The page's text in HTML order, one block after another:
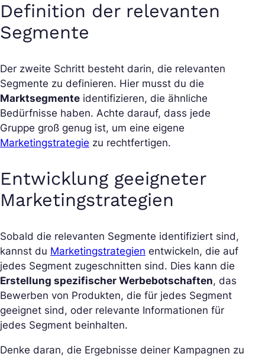
Definition der relevanten
Segmente
Der zweite Schritt besteht darin, die relevanten
Segmente zu definieren. Hier musst du die
Marktsegmente identifizieren, die ähnliche
Bedürfnisse haben. Achte darauf, dass jede
Gruppe groß genug ist, um eine eigene
Marketingstrategie zu rechtfertigen.
Entwicklung geeigneter
Marketingstrategien
Sobald die relevanten Segmente identifiziert sind,
kannst du Marketingstrategien entwickeln, die auf
jedes Segment zugeschnitten sind. Dies kann die
Erstellung spezifischer Werbebotschaften, das
Bewerben von Produkten, die für jedes Segment
geeignet sind, oder relevante Informationen für
jedes Segment beinhalten.
Denke daran, die Ergebnisse deiner Kampagnen zu